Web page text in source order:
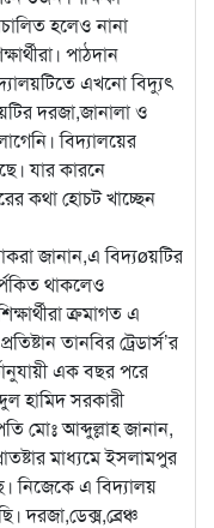
হলেও নানা
পাঠদান
এখনো বিদ্যুৎ
দরজা,জানালা ও
বিদ্যালয়ের
যার কারনে
কথা হোচট খাচ্ছেন
জানান,এ বিদ্যøয়টির
থাকলেও
ক্রমাগত এ
তানবির ট্রেডার্স’র
এক বছর পরে
হামিদ সরকারী
মোঃ আব্দুল্লাহ জানান,
মাধ্যমে ইসলামপুর
নিজেকে এ বিদ্যালয়
দরজা,ডেক্স,ব্রেঞ্চ